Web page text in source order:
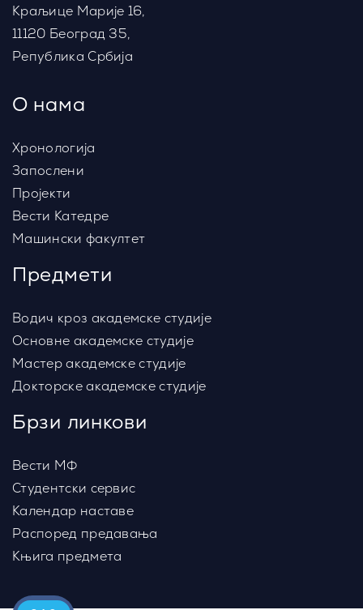
Краљице Марије 16,
11120 Београд 35,
Република Србија
О нама
Хронологија
Запослени
Пројекти
Вести Катедре
Машински факултет
Предмети
Водич кроз академске студије
Основне академске студије
Мастер академске студије
Докторске академске студије
Брзи линкови
Вести МФ
Студентски сервис
Календар наставе
Распоред предавања
Књига предмета